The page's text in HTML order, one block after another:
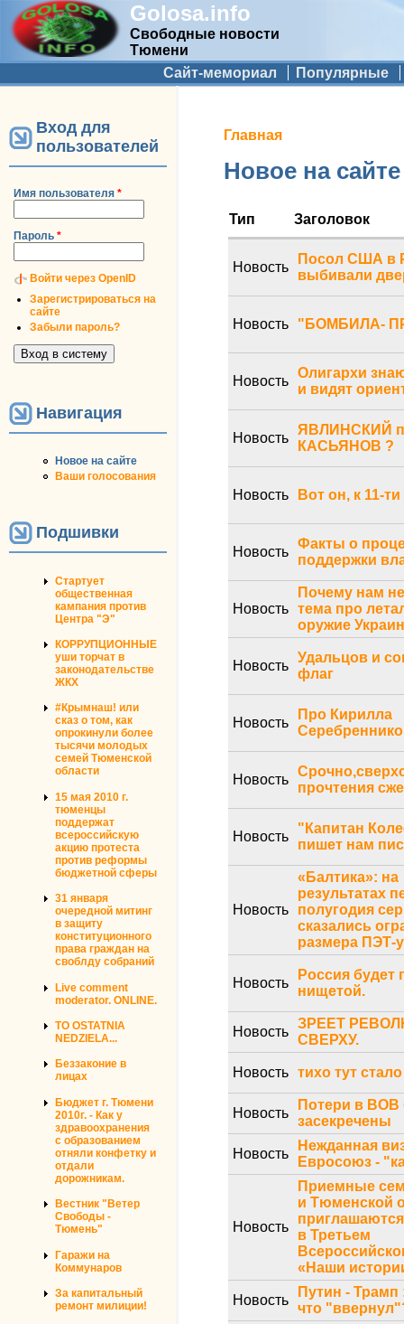
Golosa.info
Свободные новости
Тюмени
Дополнительное меню
Сайт-мемориал Популярные
Вход для
пользователей
Имя пользователя *
Пароль *
Войти через OpenID
Зарегистрироваться на
сайте
Забыли пароль?
Навигация
Новое на сайте
Ваши голосования
Подшивки
Стартует
общественная
кампания против
Центра "Э"
КОРРУПЦИОННЫЕ
уши торчат в
законодательстве
ЖКХ
#Крымнаш! или
сказ о том, как
опрокинули более
тысячи молодых
семей Тюменской
области
15 мая 2010 г.
тюменцы
поддержат
всероссийскую
акцию протеста
против реформы
бюджетной сферы
31 января
очередной митинг
в защиту
конституционного
права граждан на
своблду собраний
Live comment
moderator. ONLINE.
TO OSTATNIA
NEDZIELA...
Беззаконие в
лицах
Бюджет г. Тюмени
2010г. - Как у
здравоохранения
с образованием
отняли конфетку и
отдали
дорожникам.
Вестник "Ветер
Свободы -
Тюмень"
Гаражи на
Коммунаров
За капитальный
ремонт милиции!
Вы здесь
Главная
Новое на сайте
Тип Заголовок
Новость
Посол США в
выбивали
Новость "БОМБИЛА-
Новость
Олигархи
и видят
Новость
ЯВЛИНСКИЙ
КАСЬЯНОВ ?
Новость Вот он, к 11-ти
Новость
Факты о
поддержки
Новость
Почему нам
тема про
оружие
Новость
Удальцов и
флаг
Новость
Про Кирилла
Новость
прочтения
Новость
"Капитан
пишет нам
Новость
«Балтика»: на
результатах
полугодия
сказались
размера ПЭТ-
Новость
Россия будет
нищетой.
Новость
ЗРЕЕТ
СВЕРХУ.
Новость тихо тут стало
Новость
Потери в
засекречены
Новость
Нежданная
Евросоюз -
Новость
Приемные
и Тюменской
в Третьем
«Наши
Новость
Путин - Трамп
что